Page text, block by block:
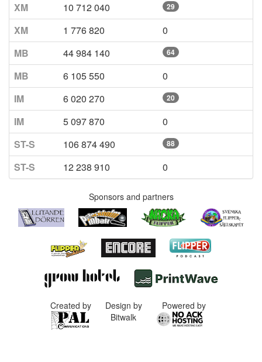
XM
10 712 040 29
XM 1 776 820
0
MB
44 984 140 64
MB 6 105 550
0
IM
6 020 270 20
IM 5 097 870
0
ST-S
106 874 490 88
ST-S 12 238 910 0
Sponsors and partners
Created by
Design by
Bitwalk
Powered by